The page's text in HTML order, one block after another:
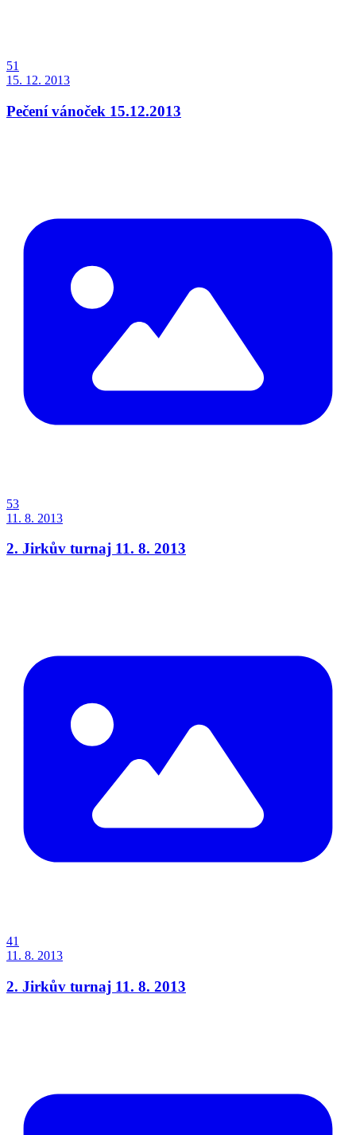
51
15. 12. 2013
Pečení vánoček 15.12.2013
53
11. 8. 2013
2. Jirkův turnaj 11. 8. 2013
41
11. 8. 2013
2. Jirkův turnaj 11. 8. 2013